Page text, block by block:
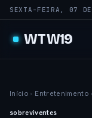
SEXTA-FEIRA, 07
WTW19
Início › Entretenimento ›
sobreviventes